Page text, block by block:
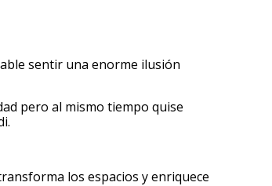
sentir una enorme ilusión
pero al mismo tiempo quise
los espacios y enriquece